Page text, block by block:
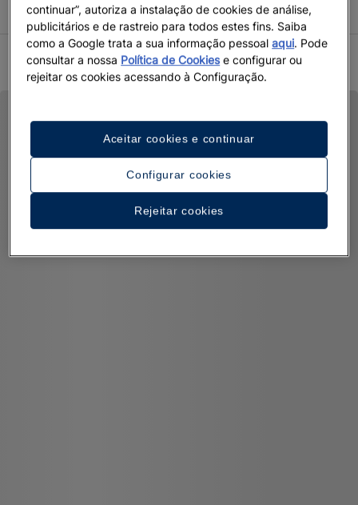
promoção.
CONDIÇÕES VERÃO 2026
continuar”, autoriza a instalação de cookies de análise,
publicitários e de rastreio para todos estes fins. Saiba
como a Google trata a sua informação pessoalaqui. Pode
consultar a nossa Política de Cookiese configurar ou
rejeitar os cookies acessando à Configuração.
Configurar cookies
Rejeitar cookies
Aceitar cookies e continuar